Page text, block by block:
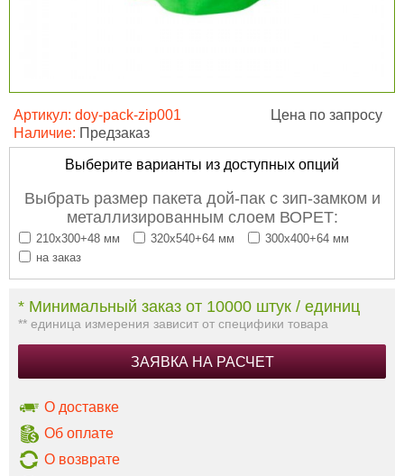
Артикул: doy-pack-zip001
Наличие: Предзаказ
Цена по запросу
Выберите варианты из доступных опций
Выбрать размер пакета дой-пак с зип-замком и
металлизированным слоем ВОРЕТ:
210х300+48 мм 320х540+64 мм
300х400+64 мм
на заказ
* Минимальный заказ от 10000 штук / единиц
** единица измерения зависит от специфики товара
ЗАЯВКА НА РАСЧЕТ
О доставке
Об оплате
О возврате